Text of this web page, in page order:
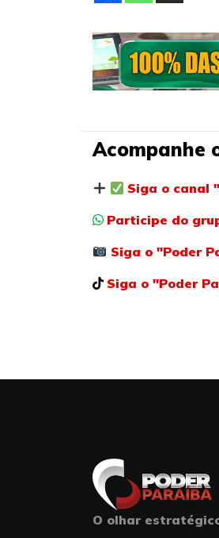
Acompanhe
Siga o canal
Participe do
Siga o "Poder
Siga o "Poder
O olhar